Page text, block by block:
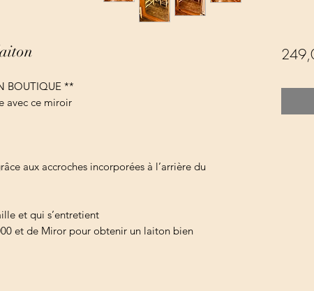
BOUTIQUE **
avec ce miroir
aux accroches incorporées à l’arrière du
et qui s’entretient
et de Miror pour obtenir un laiton bien